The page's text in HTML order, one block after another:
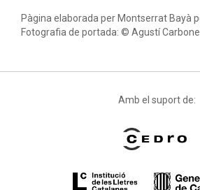
Pàgina elaborada per Montserrat Bayà
Fotografia de portada: © Agustí Carbonell.
Amb el suport de: